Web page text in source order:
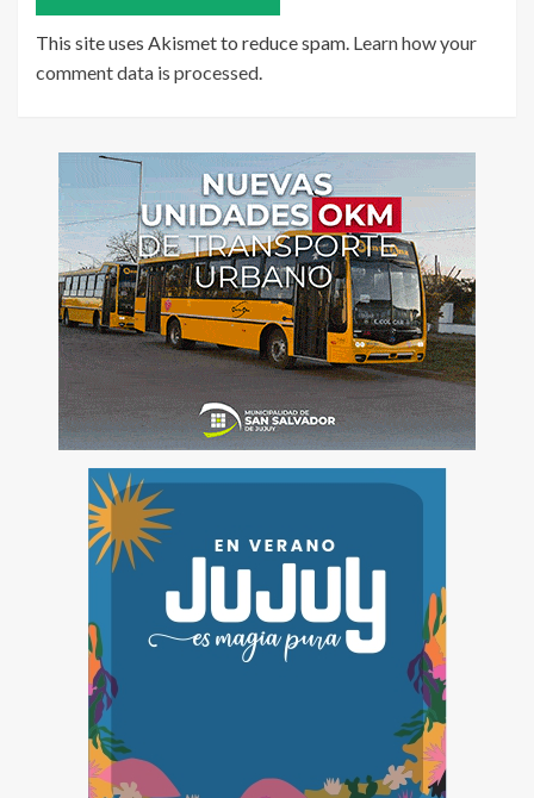
This site uses Akismet to reduce spam. Learn how your
comment data is processed.